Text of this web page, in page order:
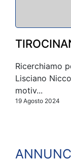
Ricerchiamo
Lisciano
motiv...
19 Agosto 2024